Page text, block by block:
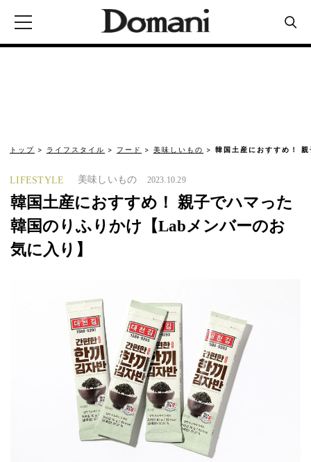
トップ ライフスタイル フード 美味しいもの 韓国土産におすすめ！
LIFESTYLE 美味しいもの 2023.10.29
韓国土産におすすめ！ 親子でハマった
韓国のりふりかけ【Labメンバーのお
気に入り】